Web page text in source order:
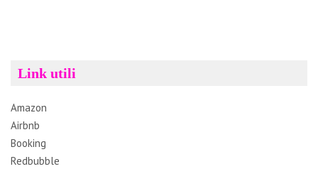
Link utili
Amazon
Airbnb
Booking
Redbubble